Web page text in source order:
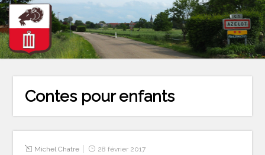
Contes pour enfants
Michel Chatre 28 février 2017